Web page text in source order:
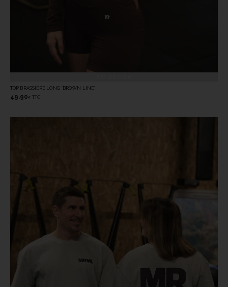
TOP BRASSIÈRE LONG “BROWN LINE”
49.90 € TTC